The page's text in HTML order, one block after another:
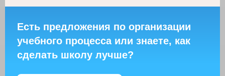
Есть предложения по организации
учебного процесса или знаете, как
сделать школу лучше?